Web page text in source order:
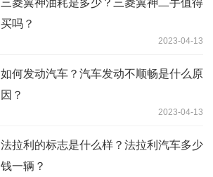
三菱翼神油耗是多少？三菱翼神二手值得
买吗？
2023-04-13
如何发动汽车？汽车发动不顺畅是什么原
因？
2023-04-13
法拉利的标志是什么样？法拉利汽车多少
钱一辆？